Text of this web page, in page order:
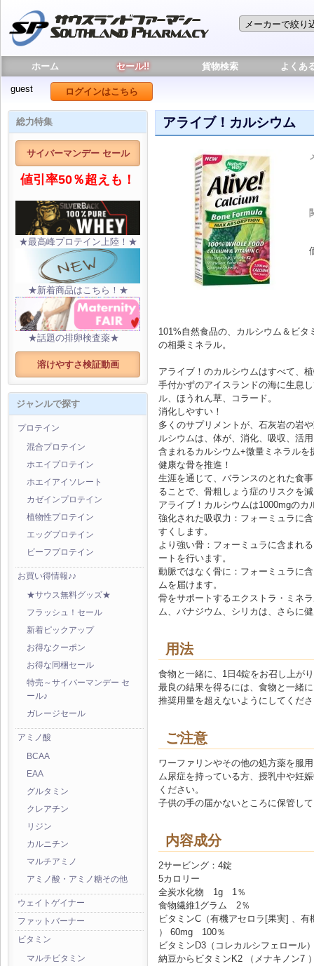
ホーム セール!! 貨物検索 よくあ
guest ログインはこちら
総力特集
サイバーマンデー セール
値引率50％超えも！
★最高峰プロテイン上陸！★
★新着商品はこちら！★
★話題の排卵検査薬★
溶けやすさ検証動画
ジャンルで探す
プロテイン
混合プロテイン
ホエイプロテイン
ホエイアイソレート
カゼインプロテイン
植物性プロテイン
エッグプロテイン
ビーフプロテイン
お買い得情報♪♪
★サウス無料グッズ★
フラッシュ！セール
新着ピックアップ
お得なクーポン
お得な同梱セール
特売～サイバーマンデー セ
ール♪
ガレージセール
アミノ酸
BCAA
EAA
グルタミン
クレアチン
リジン
カルニチン
マルチアミノ
アミノ酸・アミノ糖その他
ウェイトゲイナー
ファットバーナー
ビタミン
マルチビタミン
アライブ！カルシウム
101%自然食品の、カルシウム＆ビ
の相乗ミネラル。
アライブ！のカルシウムはすべて、
手付かずのアイスランドの海に生息
ル、ほうれん草、コラード。
消化しやすい！
多くのサプリメントが、石灰岩の岩
ルシウムは、体が、消化、吸収、活
含まれるカルシウム+微量ミネラルを
健康な骨を推進！
生涯を通じて、バランスのとれた食
ることで、骨粗しょう症のリスクを
アライブ！カルシウムは1000mgのカ
強化された吸収力：フォーミュラに
すくします。
より強い骨：フォーミュラに含まれ
ートを行います。
動脈ではなく骨に：フォーミュラに
ムを届けます。
骨をサポートするエクストラ・ミネ
ム、バナジウム、シリカは、さらに
用法
食物と一緒に、1日4錠をお召し上が
最良の結果を得るには、食物と一緒
推奨用量を超えないようにしてくだ
ご注意
ワーファリンやその他の処方薬を服
ム尿症を持っている方、授乳中や妊
ください。
子供の手の届かないところに保管し
内容成分
2サービング：4錠
5カロリー
全炭水化物 1g 1％
食物繊維1グラム 2％
ビタミンC（有機アセロラ[果実] 、
） 60mg 100％
ビタミンD3（コレカルシフェロール
納豆からビタミンK2 （メナキノン7